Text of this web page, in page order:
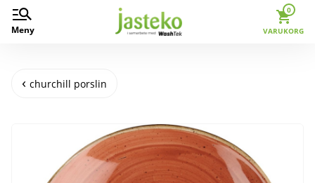
Meny
0
VARUKORG
churchill porslin